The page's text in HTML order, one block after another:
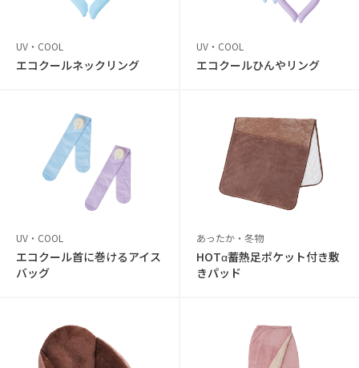
UV・COOL
エコクールネックリング
UV・COOL
エコクールひんやリング
UV・COOL
エコクール首に巻けるアイス
バッグ
あったか・冬物
HOTα蓄熱足ポケット付き敷
きパッド